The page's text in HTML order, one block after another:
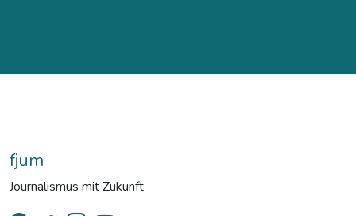
fjum
Journalismus mit Zukunft